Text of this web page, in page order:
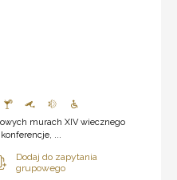
murach XIV wiecznego
...